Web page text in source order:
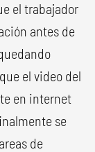
el trabajador
antes de
el video del
en internet
se
de